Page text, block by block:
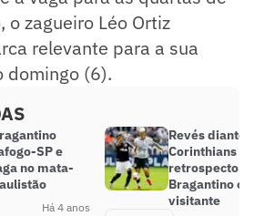
o zagueiro Léo Ortiz
relevante para a sua
domingo (6).
SP e
no mata-
Há 4 anos
Revés diante
Corinthians
retrospecto
Bragantino
visitante